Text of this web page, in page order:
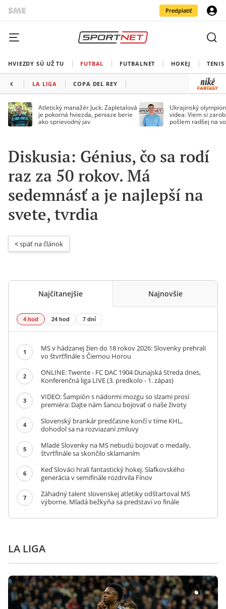
Predplatiť
HVIEZDY SÚ UŽ TU FUTBAL FUTBALNET HOKEJ TENIS
LA LIGA COPA DEL REY
Atletický manažér Juck: Zapletalová
je pokorná hviezda, peniaze berie
ako sprievodný jav
Ukrajinský
videa: Viem si
pošlem radšej na
Diskusia: Génius, čo sa rodí
raz za 50 rokov. Má
sedemnásť a je najlepší na
svete, tvrdia
< späť na článok
Najčítanejšie Najnovšie
4 hod 24 hod 7 dní
1
MS v hádzanej žien do 18 rokov 2026: Slovenky prehrali
vo štvrťfinále s Čiernou Horou
2
ONLINE: Twente - FC DAC 1904 Dunajská Streda dnes,
Konferenčná liga LIVE (3. predkolo - 1. zápas)
3
VIDEO: Šampión s nádormi mozgu so slzami prosí
premiéra: Dajte nám šancu bojovať o naše životy
4
Slovenský brankár predčasne končí v tíme KHL,
dohodol sa na rozviazaní zmluvy
5
Mladé Slovenky na MS nebudú bojovať o medaily,
štvrťfinále sa skončilo sklamaním
6
Keď Slováci hrali fantastický hokej. Slafkovského
generácia v semifinále rozdrvila Fínov
7
Záhadný talent slovenskej atletiky odštartoval MS
výborne. Mladá bežkyňa sa predstaví vo finále
LA LIGA